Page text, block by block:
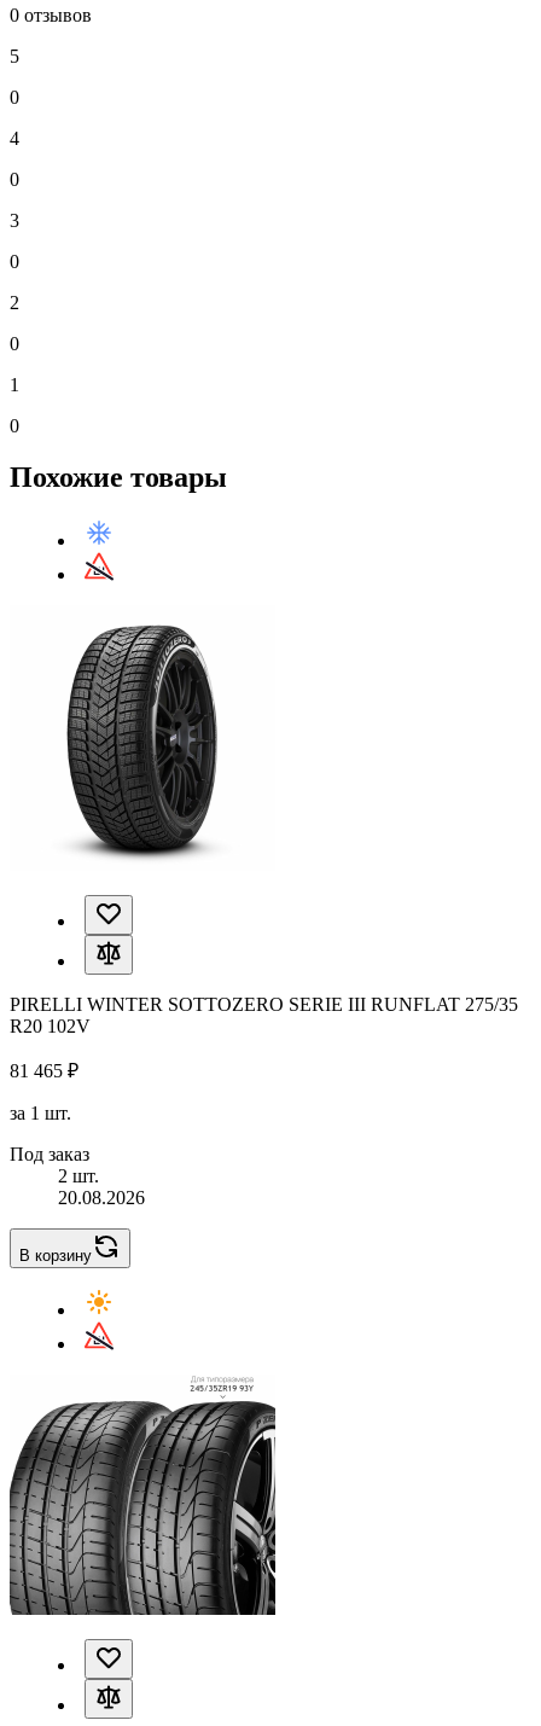
0 отзывов
5
0
4
0
3
0
2
0
1
0
Похожие товары
PIRELLI WINTER SOTTOZERO SERIE III RUNFLAT 275/35
R20 102V
81 465 ₽
за 1 шт.
Под заказ
2 шт.
20.08.2026
В корзину